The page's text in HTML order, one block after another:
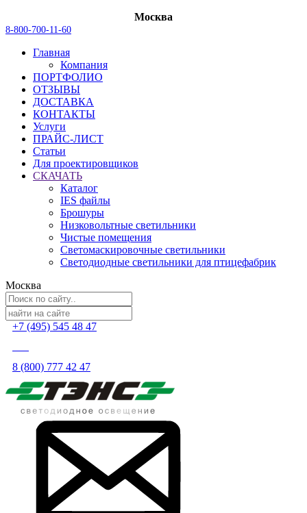
Москва
8-800-700-11-60
Главная
Компания
ПОРТФОЛИО
ОТЗЫВЫ
ДОСТАВКА
КОНТАКТЫ
Услуги
ПРАЙС-ЛИСТ
Статьи
Для проектировщиков
СКАЧАТЬ
Каталог
IES файлы
Брошуры
Низковольтные светильники
Чистые помещения
Светомаскировочные светильники
Светодиодные светильники для птицефабрик
Москва
+7 (495) 545 48 47
8 (800) 777 42 47